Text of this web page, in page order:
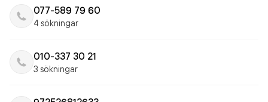
077-589 79 60
4 sökningar
010-337 30 21
3 sökningar